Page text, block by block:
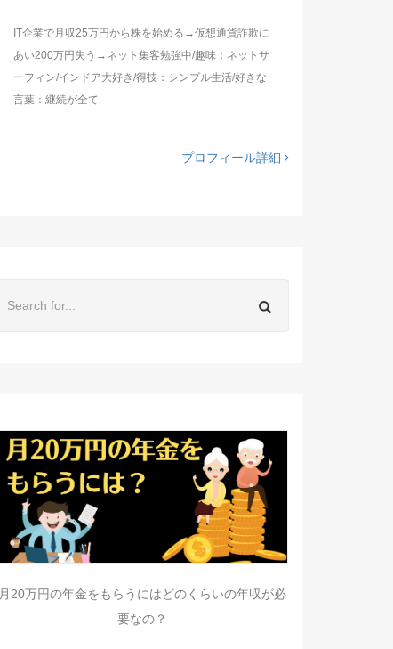
IT企業で月収25万円から株を始める→仮想通貨詐欺に
あい200万円失う→ネット集客勉強中/趣味：ネットサ
ーフィン/インドア大好き/得技：シンプル生活/好きな
言葉：継続が全て
プロフィール詳細
月20万円の年金をもらうにはどのくらいの年収が必
要なの？